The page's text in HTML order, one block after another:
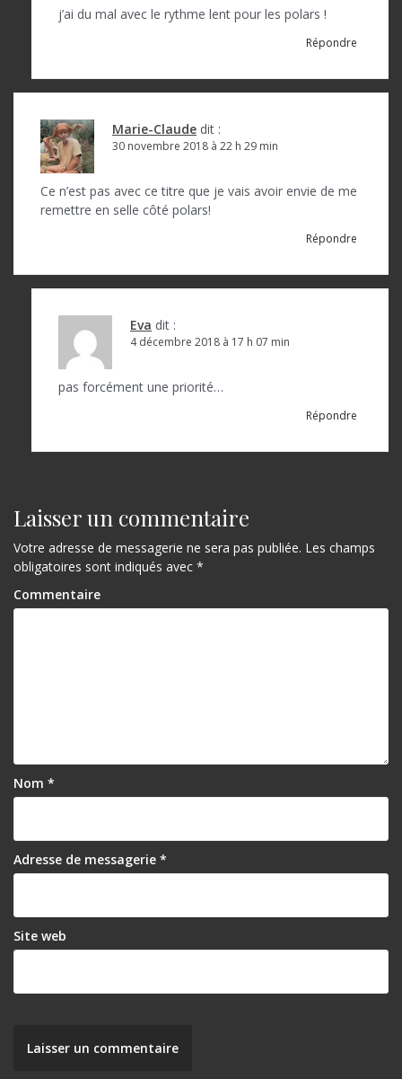
j’ai du mal avec le rythme lent pour les polars !
Répondre
Marie-Claude dit :
30 novembre 2018 à 22 h 29 min
Ce n’est pas avec ce titre que je vais avoir envie de me
remettre en selle côté polars!
Répondre
Eva dit :
4 décembre 2018 à 17 h 07 min
pas forcément une priorité…
Répondre
Laisser un commentaire
Votre adresse de messagerie ne sera pas publiée. Les champs
obligatoires sont indiqués avec *
Commentaire
Nom *
Adresse de messagerie *
Site web